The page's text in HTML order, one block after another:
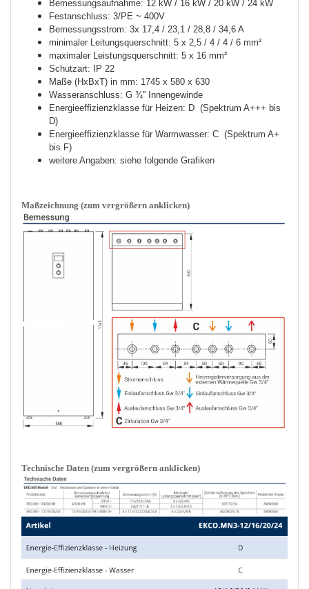
Bemessungsaufnahme: 12 kW / 16 kW / 20 kW / 24 kW
Festanschluss: 3/PE ~ 400V
Bemessungsstrom: 3x 17,4 / 23,1 / 28,8 / 34,6 A
minimaler Leitungsquerschnitt: 5 x 2,5 / 4 / 4 / 6 mm²
maximaler Leistungsquerschnitt: 5 x 16 mm²
Schutzart: IP 22
Maße (HxBxT) in mm: 1745 x 580 x 630
Wasseranschluss: G ¾'' Innengewinde
Energieeffizienzklasse für Heizen: D (Spektrum A+++ bis
D)
Energieeffizienzklasse für Warmwasser: C (Spektrum A+
bis F)
weitere Angaben: siehe folgende Grafiken
Maßzeichnung (zum vergrößern anklicken)
Technische Daten (zum vergrößern anklicken)